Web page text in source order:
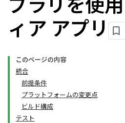
ブラリを使
ィア アプリ
このページの内容
統合
前提条件
プラットフォームの変更点
ビルド構成
テスト